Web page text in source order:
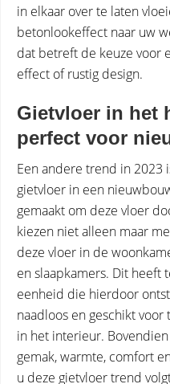
in elkaar over te laten
betonlookeffect naar uw
dat betreft de keuze voor
effect of rustig design.
Gietvloer in het
perfect voor
Een andere trend in 2023
gietvloer in een
gemaakt om deze vloer
kiezen niet alleen maar
deze vloer in de
en slaapkamers. Dit heeft
eenheid die hierdoor
naadloos en geschikt
in het interieur.
gemak, warmte, comfort
u deze gietvloer trend